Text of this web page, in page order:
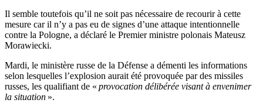
Il semble toutefois qu’il ne soit pas nécessaire de recourir à cette
mesure car il n’y a pas eu de signes d’une attaque intentionnelle
contre la Pologne, a déclaré le Premier ministre polonais Mateusz
Morawiecki.
Mardi, le ministère russe de la Défense a démenti les informations
selon lesquelles l’explosion aurait été provoquée par des missiles
russes, les qualifiant de « provocation délibérée visant à envenimer
la situation ».